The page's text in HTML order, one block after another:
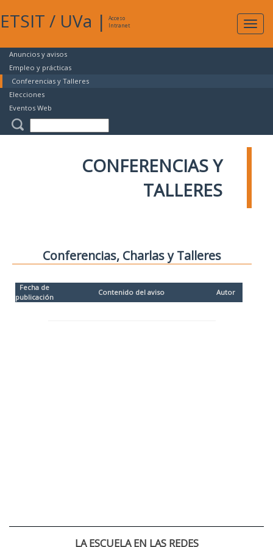
ETSIT / UVa |
Acceso
Intranet
Anuncios y avisos
Empleo y prácticas
Conferencias y Talleres
Elecciones
Eventos Web
CONFERENCIAS Y
TALLERES
Conferencias, Charlas y Talleres
Fecha de
publicación
Contenido del aviso Autor
LA ESCUELA EN LAS REDES